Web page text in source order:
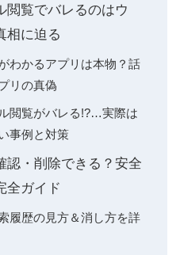
閲覧でバレるのはウ
相に迫る
わかるアプリは本物？話
リの真偽
閲覧がバレる!?…実際は
事例と対策
認・削除できる？安全
全ガイド
履歴の見方＆消し方を詳